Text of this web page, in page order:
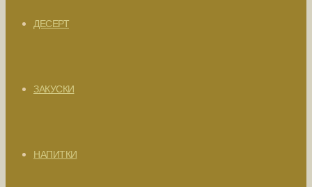
ДЕСЕРТ
ЗАКУСКИ
НАПИТКИ